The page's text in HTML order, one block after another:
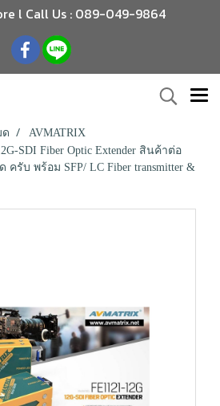
l Call Us : 089-049-9864
ด
AVMATRIX
SDI Fiber Optic Extender สินค้าต่อ
รับ พร้อม SFP/ LC Fiber transmitter &